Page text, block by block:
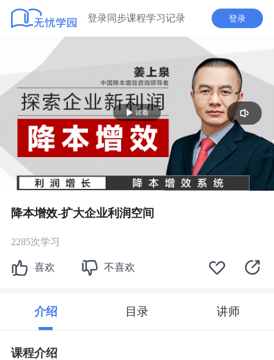
登录同步课程学习记录 登录
播
放
降本增效-扩大企业利润空间
2285次学习
喜欢 不喜欢
介绍 目录 讲师
课程介绍